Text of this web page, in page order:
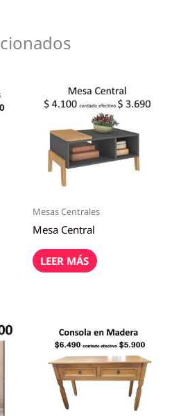
Mesas Centrales
Mesa Central
LEER MÁS